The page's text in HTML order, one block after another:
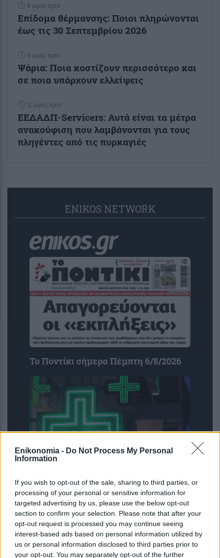
Enikonomia - Do Not Process My Personal
Information
If you wish to opt-out of the sale, sharing to third parties, or
processing of your personal or sensitive information for
targeted advertising by us, please use the below opt-out
section to confirm your selection. Please note that after your
opt-out request is processed you may continue seeing
interest-based ads based on personal information utilized by
us or personal information disclosed to third parties prior to
your opt-out. You may separately opt-out of the further
8 ώρες πριν
Επίδομα θέρμανσης: Ποιοι πληρώνονται
έως τις 30 Σεπτεμβρίου 2026
9 ώρες πριν
Ψάρια: Ποια κοστίζουν περισσότερο και
σε ποια υπάρχουν ελλείψεις
11 ώρες πριν
ΕΕΔΑΔΠ-Servicers: Αυτά είναι τα μέτρα
ανακούφιση που λαμβάνονται για τους
πληγέντες από τις πυρκαγιές
ENIKOS NETWORK
Το Ποντίκι σήμερα Πέμπτη 6/8/2026
Εφημερεύοντα φαρμακεία σε Αθήνα
και Θεσσαλονίκη (6/8)